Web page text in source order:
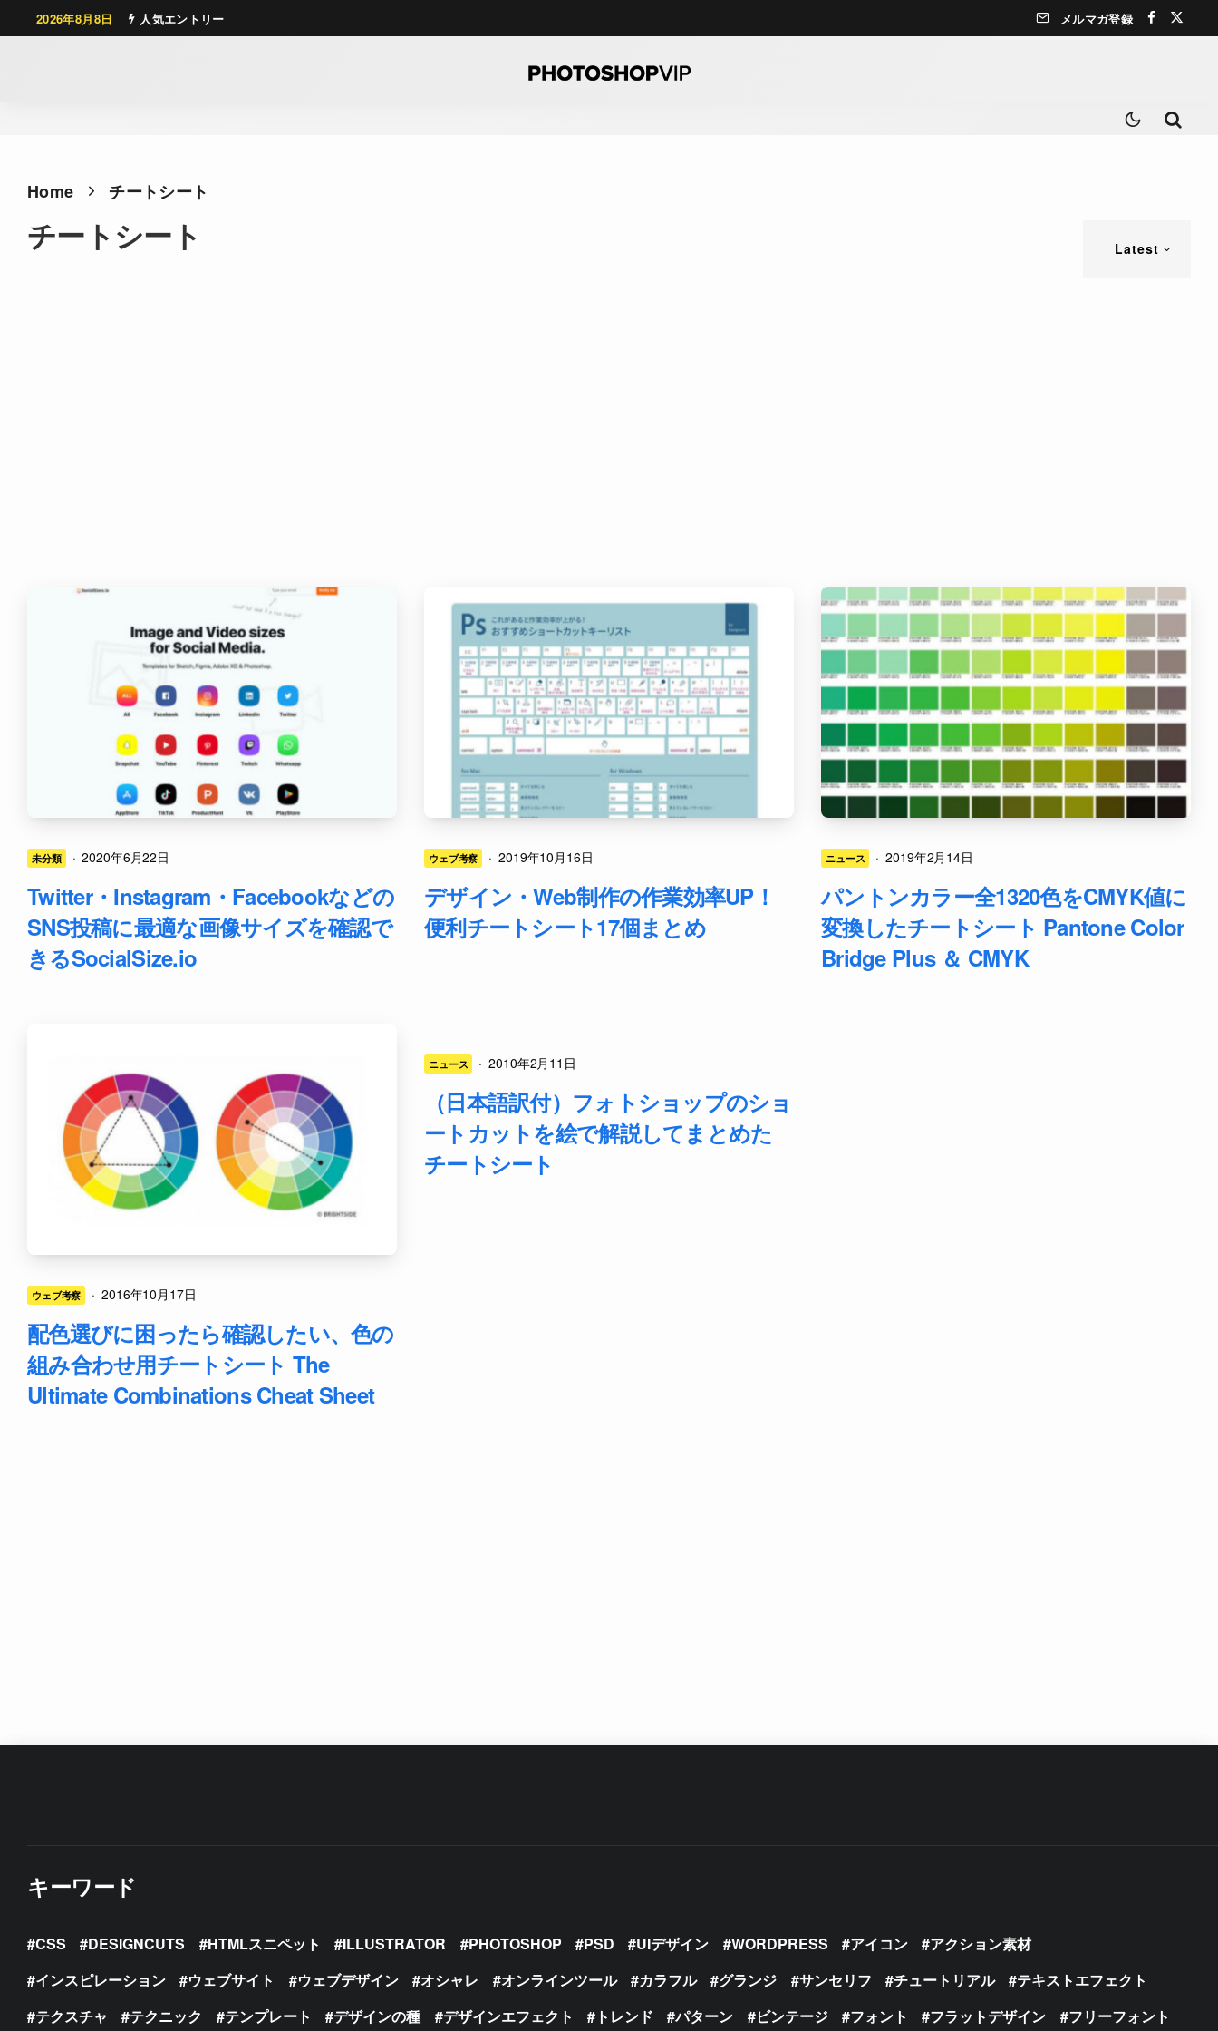
2026年8月8日 人気エントリー メルマガ登録
Home チートシート
Latest
チートシート
未分類 · 2020年6月22日
Twitter・Instagram・Facebookなどの
SNS投稿に最適な画像サイズを確認で
きるSocialSize.io
ウェブ考察 · 2019年10月16日
デザイン・Web制作の作業効率UP！
便利チートシート17個まとめ
ニュース · 2019年2月14日
パントンカラー全1320色をCMYK値に
変換したチートシート Pantone Color
Bridge Plus ＆ CMYK
ウェブ考察 · 2016年10月17日
配色選びに困ったら確認したい、色の
組み合わせ用チートシート The
Ultimate Combinations Cheat Sheet
ニュース · 2010年2月11日
（日本語訳付）フォトショップのショ
ートカットを絵で解説してまとめた
チートシート
キーワード
CSS DESIGNCUTS HTMLスニペット ILLUSTRATOR PHOTOSHOP PSD UIデザイン WORDPRESS アイコン
アクション素材
インスピレーション
ウェブサイト ウェブデザイン オシャレ オンラインツール カラフル グランジ サンセリフ チュートリアル
テキストエフェクト
テクスチャ
テクニック テンプレート デザインの種 デザインエフェクト トレンド パターン ビンテージ フォント フラットデザイン フリーフォント